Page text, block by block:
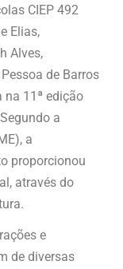
CIEP 492
Elias,
Alves,
de Barros
na 11ª edição
a
a
proporcionou
através do
e
de diversas